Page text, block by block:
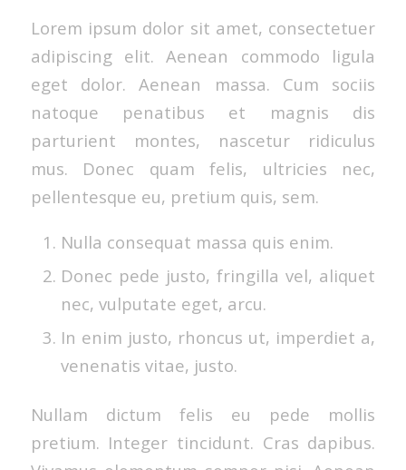
Lorem ipsum dolor sit amet, consectetuer
adipiscing elit. Aenean commodo ligula
eget dolor. Aenean massa. Cum sociis
natoque penatibus et magnis dis
parturient montes, nascetur ridiculus
mus. Donec quam felis, ultricies nec,
pellentesque eu, pretium quis, sem.
Nulla consequat massa quis enim.
Donec pede justo, fringilla vel, aliquet
nec, vulputate eget, arcu.
In enim justo, rhoncus ut, imperdiet a,
venenatis vitae, justo.
Nullam dictum felis eu pede mollis
pretium. Integer tincidunt. Cras dapibus.